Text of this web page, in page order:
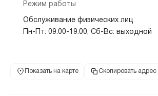
Режим работы
Обслуживание физических лиц
Пн-Пт: 09.00-19.00, Сб-Вс: выходной
Показать на карте Скопировать адрес